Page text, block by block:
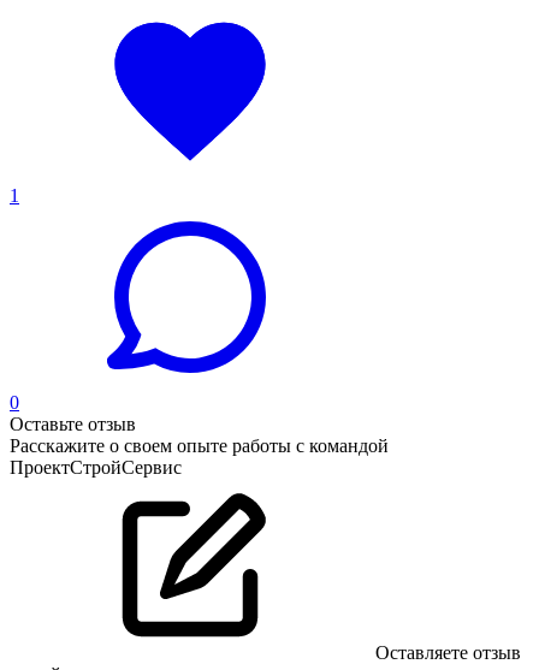
1
0
Оставьте отзыв
Расскажите о своем опыте работы с командой
ПроектСтройСервис
Оставляете отзыв